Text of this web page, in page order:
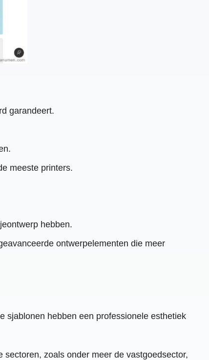
garandeert.
meeste printers.
hebben.
ontwerpelementen die meer
sjablonen hebben een professionele esthetiek
zoals onder meer de vastgoedsector,